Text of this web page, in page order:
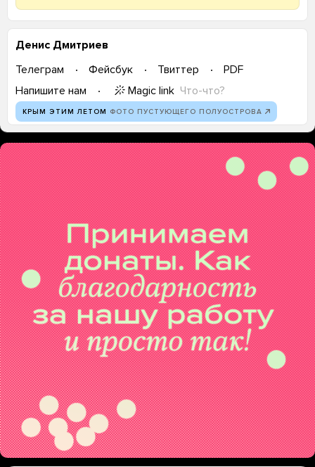
Денис Дмитриев
Телеграм
Фейсбук Твиттер
PDF
Напишите нам
Magic link Что-что?
КРЫМ ЭТИМ ЛЕТОМ ФОТО ПУСТУЮЩЕГО ПОЛУОСТРОВА